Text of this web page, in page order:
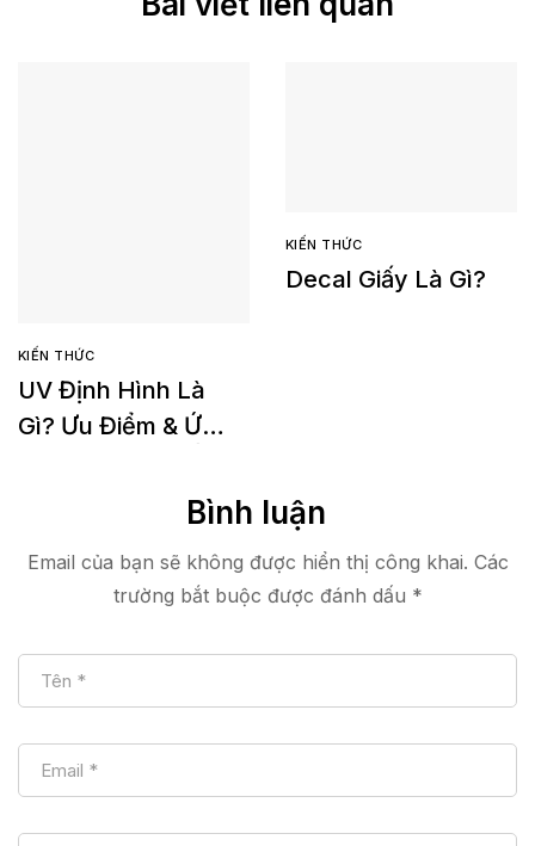
KIẾN THỨC
UV Định Hình Là
Gì? Ưu Điểm & Ứng
KIẾN THỨC
Decal Giấy Là Gì?
Bình luận
Email của bạn sẽ không được hiển thị công khai. Các
trường bắt buộc được đánh dấu *